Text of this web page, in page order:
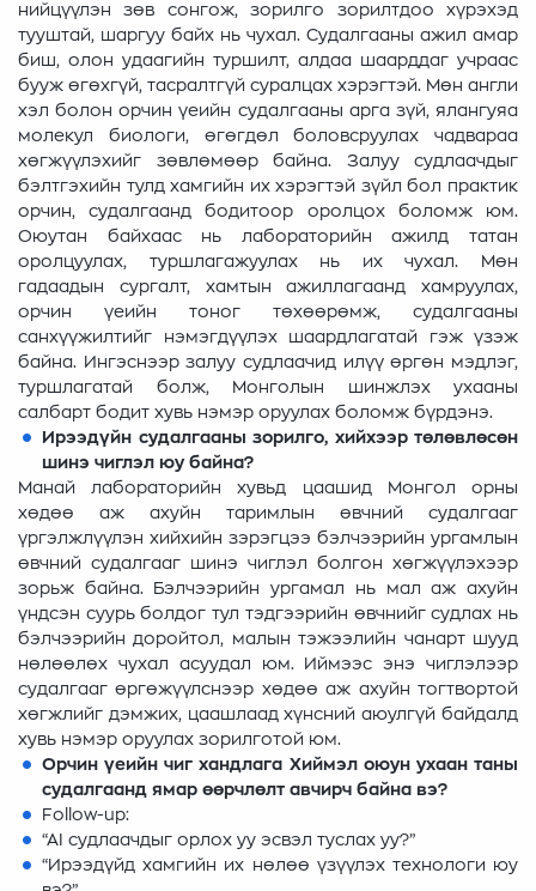
нийцүүлэн зөв сонгож, зорилго зорилтдоо хүрэхэд
тууштай, шаргуу байх нь чухал. Судалгааны ажил амар
биш, олон удаагийн туршилт, алдаа шаарддаг учраас
бууж өгөхгүй, тасралтгүй суралцах хэрэгтэй. Мөн англи
хэл болон орчин үеийн судалгааны арга зүй, ялангуяа
молекул биологи, өгөгдөл боловсруулах чадвараа
хөгжүүлэхийг зөвлөмөөр байна. Залуу судлаачдыг
бэлтгэхийн тулд хамгийн их хэрэгтэй зүйл бол практик
орчин, судалгаанд бодитоор оролцох боломж юм.
Оюутан байхаас нь лабораторийн ажилд татан
оролцуулах, туршлагажуулах нь их чухал. Мөн
гадаадын сургалт, хамтын ажиллагаанд хамруулах,
орчин үеийн тоног төхөөрөмж, судалгааны
санхүүжилтийг нэмэгдүүлэх шаардлагатай гэж үзэж
байна. Ингэснээр залуу судлаачид илүү өргөн мэдлэг,
туршлагатай болж, Монголын шинжлэх ухааны
салбарт бодит хувь нэмэр оруулах боломж бүрдэнэ.
Ирээдүйн судалгааны зорилго, хийхээр төлөвлөсөн
шинэ чиглэл юу байна?
Манай лабораторийн хувьд цаашид Монгол орны
хөдөө аж ахуйн таримлын өвчний судалгааг
үргэлжлүүлэн хийхийн зэрэгцээ бэлчээрийн ургамлын
өвчний судалгааг шинэ чиглэл болгон хөгжүүлэхээр
зорьж байна. Бэлчээрийн ургамал нь мал аж ахуйн
үндсэн суурь болдог тул тэдгээрийн өвчнийг судлах нь
бэлчээрийн доройтол, малын тэжээлийн чанарт шууд
нөлөөлөх чухал асуудал юм. Иймээс энэ чиглэлээр
судалгааг өргөжүүлснээр хөдөө аж ахуйн тогтвортой
хөгжлийг дэмжих, цаашлаад хүнсний аюулгүй байдалд
хувь нэмэр оруулах зорилготой юм.
Орчин үеийн чиг хандлага Хиймэл оюун ухаан таны
судалгаанд ямар өөрчлөлт авчирч байна вэ?
Follow-up:
“AI судлаачдыг орлох уу эсвэл туслах уу?”
“Ирээдүйд хамгийн их нөлөө үзүүлэх технологи юу